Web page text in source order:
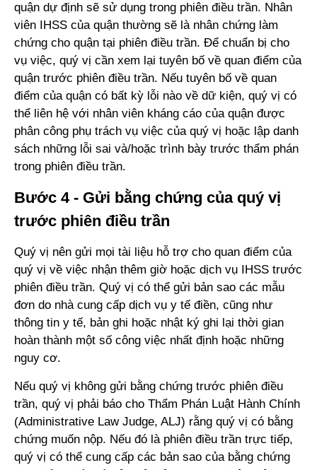
quận dự định sẽ sử dụng trong phiên điều trần. Nhân
viên IHSS của quận thường sẽ là nhân chứng làm
chứng cho quận tại phiên điều trần. Để chuẩn bị cho
vụ việc, quý vị cần xem lại tuyên bố về quan điểm của
quận trước phiên điều trần. Nếu tuyên bố về quan
điểm của quận có bất kỳ lỗi nào về dữ kiện, quý vị có
thể liên hệ với nhân viên kháng cáo của quận được
phân công phụ trách vụ việc của quý vị hoặc lập danh
sách những lỗi sai và/hoặc trình bày trước thẩm phán
trong phiên điều trần.
Bước 4 - Gửi bằng chứng của quý vị
trước phiên điều trần
Quý vị nên gửi mọi tài liệu hỗ trợ cho quan điểm của
quý vị về việc nhận thêm giờ hoặc dịch vụ IHSS trước
phiên điều trần. Quý vị có thể gửi bản sao các mẫu
đơn do nhà cung cấp dịch vụ y tế điền, cũng như
thông tin y tế, bản ghi hoặc nhật ký ghi lại thời gian
hoàn thành một số công việc nhất định hoặc những
nguy cơ.
Nếu quý vị không gửi bằng chứng trước phiên điều
trần, quý vị phải báo cho Thẩm Phán Luật Hành Chính
(Administrative Law Judge, ALJ) rằng quý vị có bằng
chứng muốn nộp. Nếu đó là phiên điều trần trực tiếp,
quý vị có thể cung cấp các bản sao của bằng chứng